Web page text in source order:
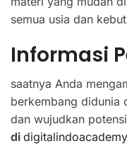
semua usia dan
Informasi
saatnya Anda
berkembang didunia
dan wujudkan
di